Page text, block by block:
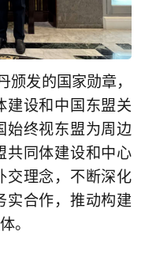
颁发的国家勋章，
建设和中国东盟关
始终视东盟为周边
共同体建设和中心
交理念，不断深化
实合作，推动构建
。